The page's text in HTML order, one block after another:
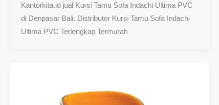
Kantorkita.id jual Kursi Tamu Sofa Indachi Ultima PVC
di Denpasar Bali. Distributor Kursi Tamu Sofa Indachi
Ultima PVC Terlengkap Termurah